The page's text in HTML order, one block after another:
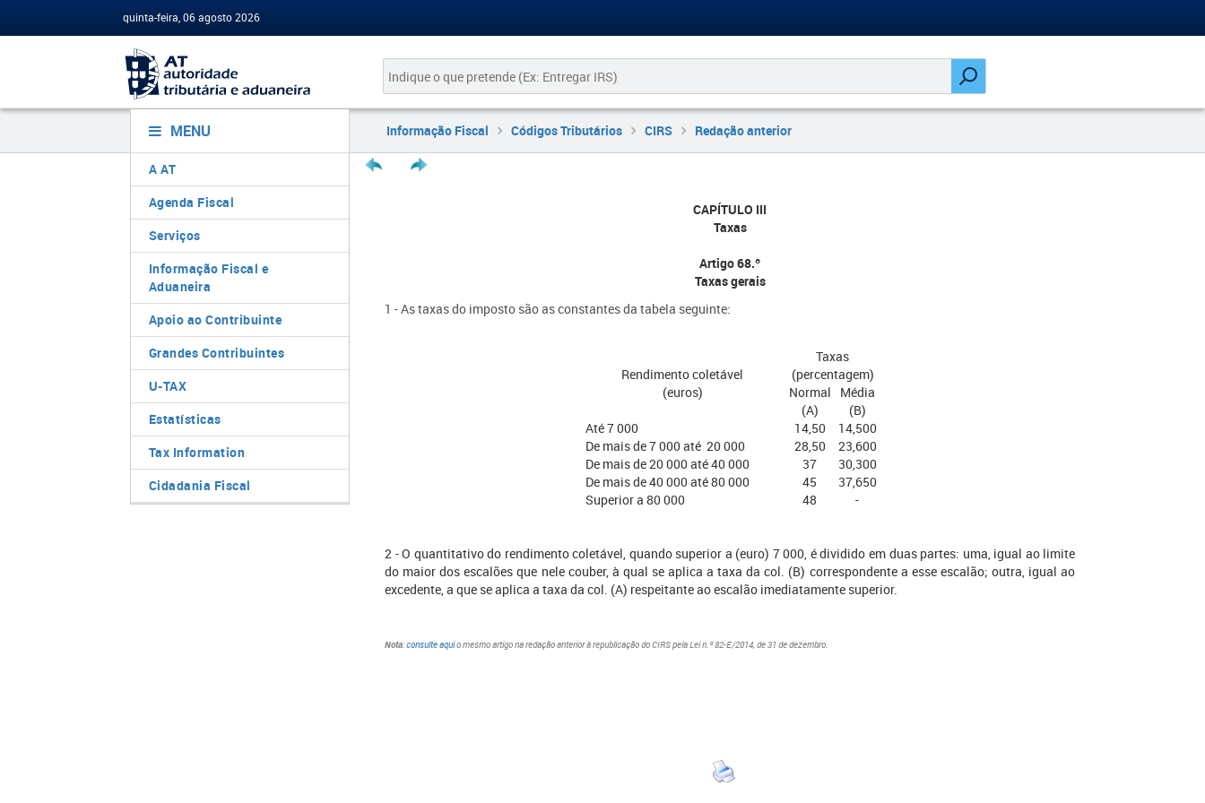
quinta-feira, 06 agosto 2026
MENU
A AT
Agenda Fiscal
Serviços
Informação Fiscal e
Aduaneira
Apoio ao Contribuinte
Grandes Contribuintes
U-TAX
Estatísticas
Tax Information
Cidadania Fiscal
Informação Fiscal Códigos Tributários CIRS Redação anterior
CAPÍTULO III
Taxas
Artigo 68.º
Taxas gerais
1 - As taxas do imposto são as constantes da tabela seguinte:
Rendimento coletável
(euros)
Taxas
(percentagem)
Normal
(A)
Média
(B)
Até 7 000
14,50
14,500
De mais de 7 000 até 20 000
28,50
23,600
De mais de 20 000 até 40 000
37
30,300
De mais de 40 000 até 80 000
45
37,650
Superior a 80 000
48 -
2 - O quantitativo do rendimento coletável, quando superior a (euro) 7 000, é dividido em duas partes: uma, igual ao limite
do maior dos escalões que nele couber, à qual se aplica a taxa da col. (B) correspondente a esse escalão; outra, igual ao
excedente, a que se aplica a taxa da col. (A) respeitante ao escalão imediatamente superior.
Nota:consulte aquio mesmo artigo na redação anterior à republicação do CIRS pela Lei n.º 82-E/2014, de 31 de dezembro.